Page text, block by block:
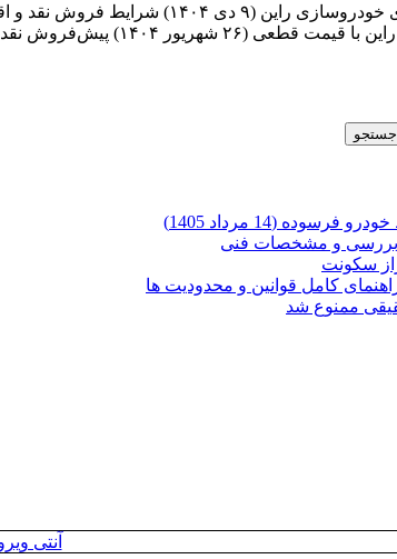
(14 مرداد 1405)
سکونت
کامل قوانین و محدودیت ها
ممنوع شد
آنتی